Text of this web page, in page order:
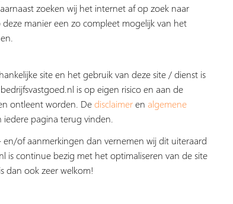
zoeken wij het internet af op zoek naar
manier een zo compleet mogelijk van het
site en het gebruik van deze site / dienst is
is op eigen risico en aan de
ontleent worden. Dedisclaimeren algemene
pagina terug vinden.
en/of aanmerkingen dan vernemen wij dit uiteraard
is continue bezig met het optimaliseren van de site
dan ook zeer welkom!